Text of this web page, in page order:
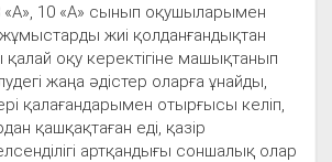
«А», 10 «А» сынып оқушыларымен
жиі қолданғандықтан
оқу керектігіне машықтанып
жаңа әдістер оларға ұнайды,
қалағандарымен отырғысы келіп,
қашқақтаған еді, қазір
артқандығы соншалық олар